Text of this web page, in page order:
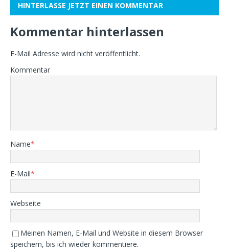
HINTERLASSE JETZT EINEN KOMMENTAR
Kommentar hinterlassen
E-Mail Adresse wird nicht veröffentlicht.
Kommentar
Name*
E-Mail*
Webseite
Meinen Namen, E-Mail und Website in diesem Browser
speichern, bis ich wieder kommentiere.